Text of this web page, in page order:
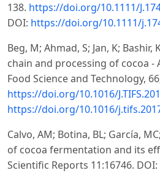
138. https://doi.org/10.1111/
DOI: https://doi.org/10.1111/
Beg, M; Ahmad, S; Jan, K;
chain and processing of cocoa -
Food Science and Technology,
https://doi.org/10.1016/
https://doi.org/10.1016/
Calvo, AM; Botina, BL; García,
of cocoa fermentation and its
Scientific Reports 11:16746. DOI: